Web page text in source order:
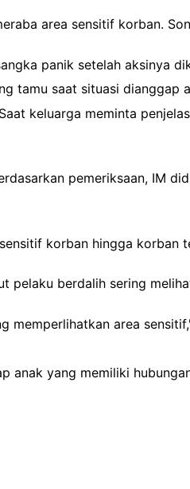
area sensitif korban.
panik setelah aksinya
tamu saat situasi dianggap
keluarga meminta
pemeriksaan, IM
korban hingga korban
pelaku berdalih sering
memperlihatkan area
anak yang memiliki